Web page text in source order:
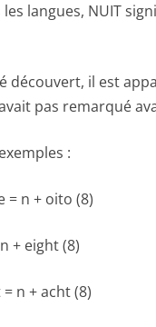
langues, NUIT
découvert, il est
pas remarqué
:
= n + oito (8)
+ eight (8)
n + acht (8)